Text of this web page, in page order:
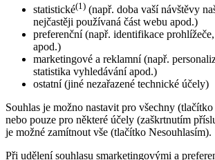
statistické(1) (např. doba vaší návštěvy
nejčastěji používaná část webu apod.)
preferenční (např. identifikace
apod.)
marketingové a reklamní (např.
statistika vyhledávání apod.)
ostatní (jiné nezařazené technické účely)
Souhlas je možno nastavit pro všechny
nebo pouze pro některé účely (zaškrtnutím
je možné zamítnout vše (tlačítko Nesouhlasím).
Při udělení souhlasu smarketingovými a